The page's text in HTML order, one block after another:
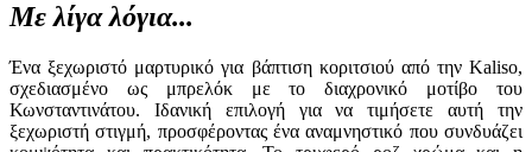
Με λίγα λόγια...
Ένα ξεχωριστό μαρτυρικό για βάπτιση κοριτσιού από την Kaliso,
σχεδιασμένο ως μπρελόκ με το διαχρονικό μοτίβο του
Κωνσταντινάτου. Ιδανική επιλογή για να τιμήσετε αυτή την
ξεχωριστή στιγμή, προσφέροντας ένα αναμνηστικό που συνδυάζει